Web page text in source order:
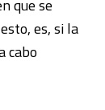
que se
es, si la
cabo